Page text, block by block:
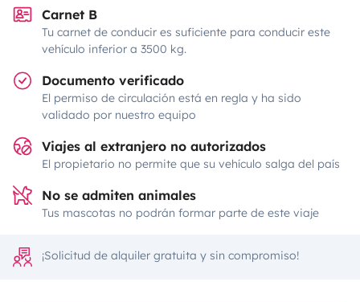
Carnet B
Tu carnet de conducir es suficiente para conducir este
vehículo inferior a 3500 kg.
Documento verificado
El permiso de circulación está en regla y ha sido
validado por nuestro equipo
Viajes al extranjero no autorizados
El propietario no permite que su vehículo salga del país
No se admiten animales
Tus mascotas no podrán formar parte de este viaje
¡Solicitud de alquiler gratuita y sin compromiso!